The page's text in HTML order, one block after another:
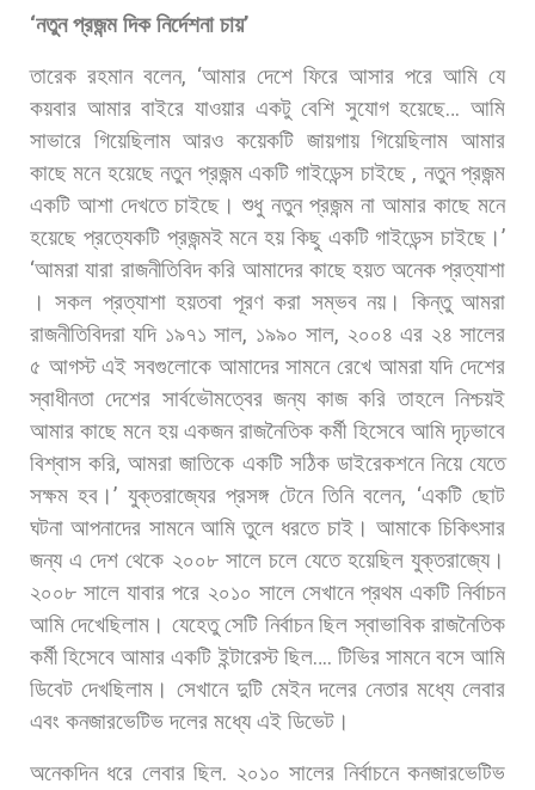
‘নতুন প্রজন্ম দিক নির্দেশনা চায়’
তারেক রহমান বলেন, ‘আমার দেশে ফিরে আসার পরে আমি যে
কয়বার আমার বাইরে যাওয়ার একটু বেশি সুযোগ হয়েছে… আমি
সাভারে গিয়েছিলাম আরও কয়েকটি জায়গায় গিয়েছিলাম আমার
কাছে মনে হয়েছে নতুন প্রজন্ম একটি গাইডেন্স চাইছে, নতুন প্রজন্ম
একটি আশা দেখতে চাইছে। শুধু নতুন প্রজন্ম না আমার কাছে মনে
হয়েছে প্রত্যেকটি প্রজন্মই মনে হয় কিছু একটি গাইডেন্স চাইছে।’
‘আমরা যারা রাজনীতিবিদ করি আমাদের কাছে হয়ত অনেক প্রত্যাশা
। সকল প্রত্যাশা হয়তবা পূরণ করা সম্ভব নয়। কিন্তু আমরা
রাজনীতিবিদরা যদি ১৯৭১ সাল, ১৯৯০ সাল, ২০০৪ এর ২৪ সালের
৫ আগস্ট এই সবগুলোকে আমাদের সামনে রেখে আমরা যদি দেশের
স্বাধীনতা দেশের সার্বভৌমত্বের জন্য কাজ করি তাহলে নিশ্চয়ই
আমার কাছে মনে হয় একজন রাজনৈতিক কর্মী হিসেবে আমি দৃঢ়ভাবে
বিশ্বাস করি,আমরা জাতিকে একটি সঠিক ডাইরেকশনে নিয়ে যেতে
সক্ষম হব।’ যুক্তরাজ্যের প্রসঙ্গ টেনে তিনি বলেন, ‘একটি ছোট
ঘটনা আপনাদের সামনে আমি তুলে ধরতে চাই। আমাকে চিকিৎসার
জন্য এ দেশ থেকে ২০০৮ সালে চলে যেতে হয়েছিল যুক্তরাজ্যে।
২০০৮ সালে যাবার পরে ২০১০ সালে সেখানে প্রথম একটি নির্বাচন
আমি দেখেছিলাম। যেহেতু সেটি নির্বাচন ছিল স্বাভাবিক রাজনৈতিক
কর্মী হিসেবে আমার একটি ইন্টারেস্ট ছিল…. টিভির সামনে বসে আমি
ডিবেট দেখছিলাম। সেখানে দুটি মেইন দলের নেতার মধ্যে লেবার
এবং কনজারভেটিভ দলের মধ্যে এই ডিভেট।
অনেকদিন ধরে লেবার ছিল. ২০১০ সালের নির্বাচনে কনজারভেটিভ